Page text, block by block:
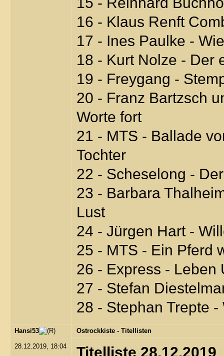
16 - Klaus Renft
17 - Ines Paulke -
18 - Kurt Nolze - Der
19 - Freygang -
20 - Franz Bartzsch
Worte fort
21 - MTS - Ballade
Tochter
22 - Scheselong -
23 - Barbara
Lust
24 - Jürgen Hart -
25 - MTS - Ein Pferd
26 - Express - Leben
27 - Stefan
28 - Stephan Trepte
Hansi53
28.12.2019, 18:04
Ostrockkiste - Titellisten
Titelliste 28.12.2019